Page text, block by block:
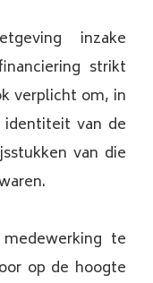
inzake
strikt
verplicht om, in
identiteit van de
van die
te
op de hoogte